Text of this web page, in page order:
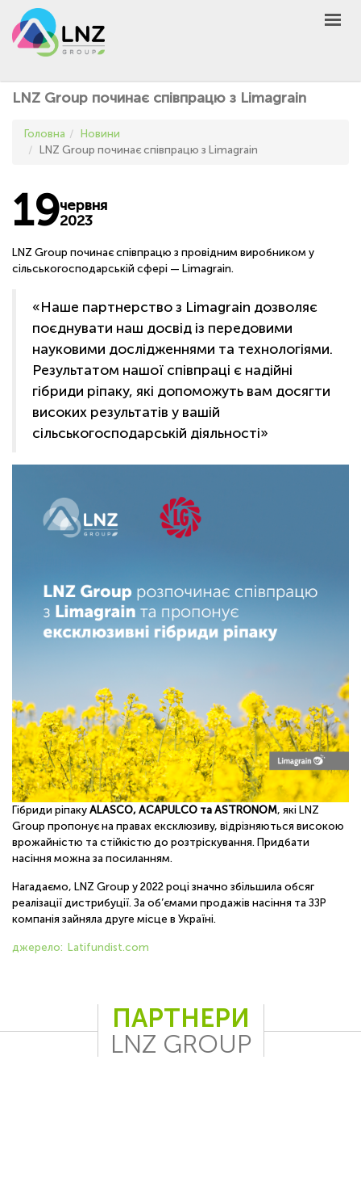
GROUP
AGRO
PRODUCT
DEFEN
UNIVERSEED
НОВИНИ
КОНТАКТИ
ІНШЕ
EN PL
КУПИТИ
ОНЛАЙН
LNZ Group починає співпрацю з Limagrain
Головна
Новини
LNZ Group починає співпрацю з Limagrain
19червня
2023
LNZ Group починає співпрацю з провідним виробником у
сільськогосподарській сфері — Limagrain.
«Наше партнерство з Limagrain дозволяє
поєднувати наш досвід із передовими
науковими дослідженнями та технологіями.
Результатом нашої співпраці є надійні
гібриди ріпаку, які допоможуть вам досягти
високих результатів у вашій
сільськогосподарській діяльності»
Гібриди ріпакуALASCO, ACAPULCO та ASTRONOM, які LNZ
Group пропонує на правах ексклюзиву, відрізняються високою
врожайністю та стійкістю до розтріскування. Придбати
насіння можна за посиланням.
Нагадаємо, LNZ Group у 2022 році значно збільшила обсяг
реалізації дистрибуції. За об’ємами продажів насіння та ЗЗР
компанія зайняла друге місце в Україні.
джерело: Latifundist.com
ПАРТНЕРИ
LNZ GROUP